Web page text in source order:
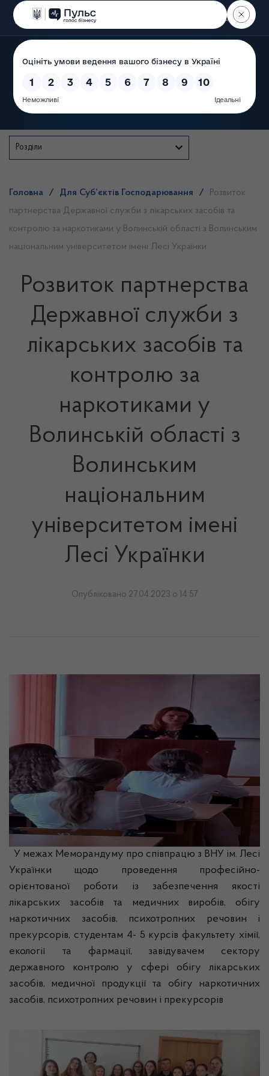
Пошук
Розділи
Головна / Для Суб’єктів Господарювання /
Розвиток
партнерства Державної служби з лікарських засобів та
контролю за наркотиками у Волинській області з Волинським
національним університетом імені Лесі Українки
Розвиток партнерства
Державної служби з
лікарських засобів та
контролю за
наркотиками у
Волинській області з
Волинським
національним
університетом імені
Лесі Українки
Опубліковано 27.04.2023 о 14:57
У межах Меморандуму про співпрацю з ВНУ ім. Лесі
Українки щодо проведення професійно-
орієнтованої роботи із забезпечення якості
лікарських засобів та медичних виробів, обігу
наркотичних засобів, психотропних речовин і
прекурсорів, студентам 4- 5 курсів факультету хімії,
екології та фармації, завідувачем сектору
державного контролю у сфері обігу лікарських
засобів, медичної продукції та обігу наркотичних
засобів, психотропних речовин і прекурсорів